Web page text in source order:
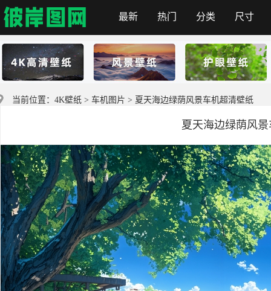
首页
最新 热门 分类 尺寸
当前位置： 4K壁纸 > 车机图片 > 夏天海边绿荫风景车机超清壁纸
夏天海边绿荫风